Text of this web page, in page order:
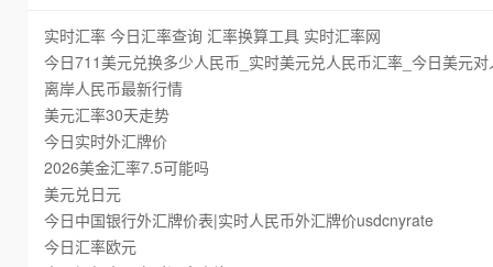
实时汇率 今日汇率查询 汇率换算工具 实时汇率网
今日711美元兑换多少人民币_实时美元兑人民币汇率_今日美元
离岸人民币最新行情
美元汇率30天走势
今日实时外汇牌价
2026美金汇率7.5可能吗
美元兑日元
今日中国银行外汇牌价表|实时人民币外汇牌价usdcnyrate
今日汇率欧元